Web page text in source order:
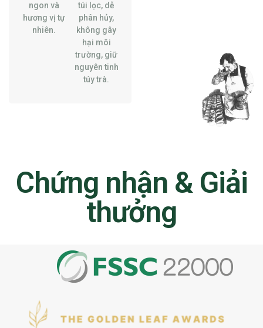
ngon và
hương vị tự
nhiên.
túi lọc, dễ
phân hủy,
không gây
hại môi
trường, giữ
nguyên tinh
túy trà.
Chứng nhận & Giải
thưởng